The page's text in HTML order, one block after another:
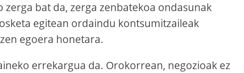
bat da, zerga zenbatekoa ondasunak
egitean ordaindu kontsumitzaileak
egoera honetara.
errekargua da. Orokorrean, negozioak ez